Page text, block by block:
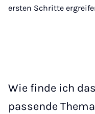
ersten Schritte
Wie finde ich
passende